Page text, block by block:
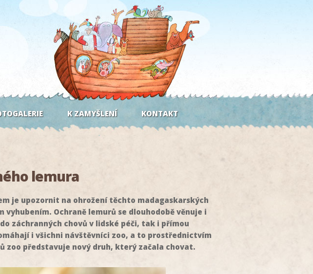
K ZAMYŠLENÍ KONTAKT
lemura
je upozornit na ohrožení těchto madagaskarských
Ochraně lemurů se dlouhodobě věnuje i
záchranných chovů v lidské péči, tak i přímou
i všichni návštěvníci zoo, a to prostřednictvím
zoo představuje nový druh, který začala chovat.